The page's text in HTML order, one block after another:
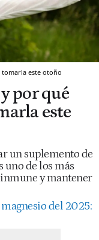
tomarla este otoño
por qué
este
un suplemento de
uno de los más
y mantener
del 2025: